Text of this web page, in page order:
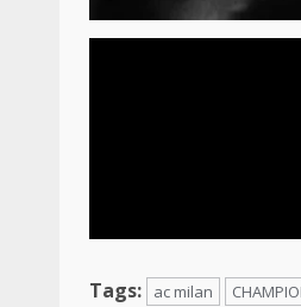
Tags: ac milan